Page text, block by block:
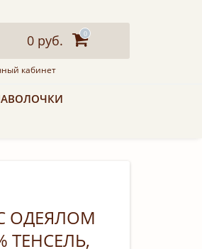
0 руб. 0
кабинет
ОДЕЯЛОМ
ТЕНСЕЛЬ,